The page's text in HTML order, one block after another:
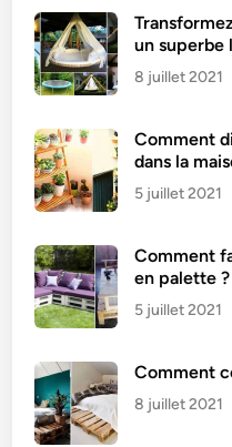
un superbe
8 juillet 2021
Comment
dans la
5 juillet 2021
Comment
en palette ?
5 juillet 2021
Comment
8 juillet 2021